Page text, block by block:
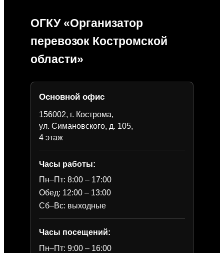
ОГКУ «Организатор
перевозок Костромской
области»
Основной офис
156002, г. Кострома,
ул. Симановского, д. 105,
4 этаж
Часы работы:
Пн–Пт: 8:00 – 17:00
Обед: 12:00 – 13:00
Сб–Вс: выходные
Часы посещений:
Пн–Пт: 9:00 – 16:00